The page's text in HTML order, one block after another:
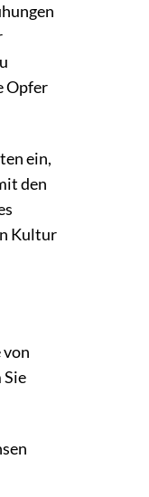
Opfer
ein,
den
Kultur
von